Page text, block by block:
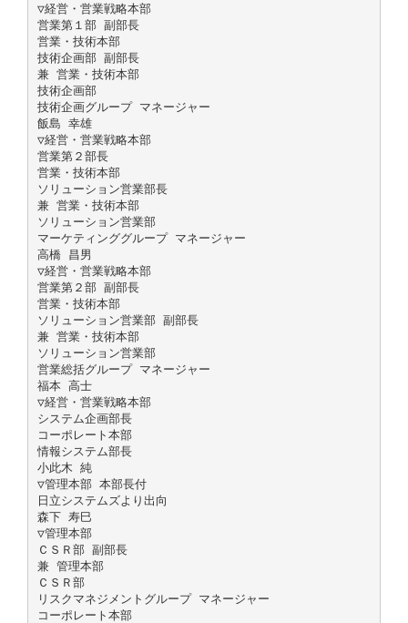
▽経営・営業戦略本部
営業第１部 副部長
営業・技術本部
技術企画部 副部長
兼 営業・技術本部
技術企画部
技術企画グループ マネージャー
飯島 幸雄
▽経営・営業戦略本部
営業第２部長
営業・技術本部
ソリューション営業部長
兼 営業・技術本部
ソリューション営業部
マーケティンググループ マネージャー
高橋 昌男
▽経営・営業戦略本部
営業第２部 副部長
営業・技術本部
ソリューション営業部 副部長
兼 営業・技術本部
ソリューション営業部
営業総括グループ マネージャー
福本 高士
▽経営・営業戦略本部
システム企画部長
コーポレート本部
情報システム部長
小此木 純
▽管理本部 本部長付
日立システムズより出向
森下 寿巳
▽管理本部
ＣＳＲ部 副部長
兼 管理本部
ＣＳＲ部
リスクマネジメントグループ マネージャー
コーポレート本部